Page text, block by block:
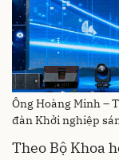
Ông Hoàng Minh –
đàn Khởi nghiệp
Theo Bộ Khoa